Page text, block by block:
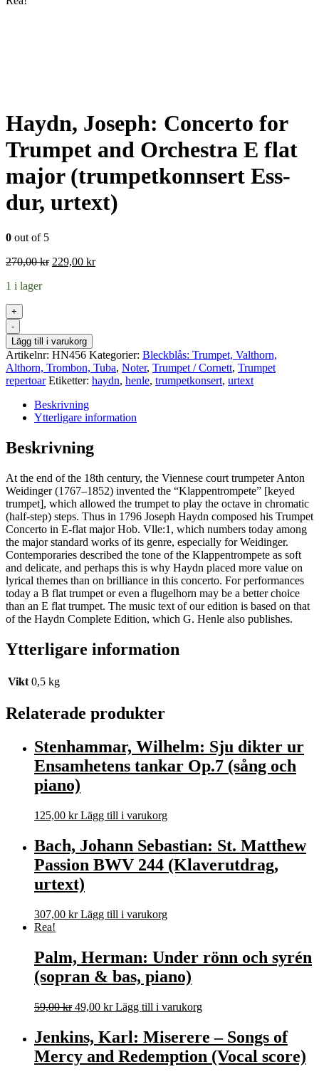
Haydn, Joseph: Concerto for
Trumpet and Orchestra E flat
major (trumpetkonnsert Ess-
dur, urtext)
0 out of 5
270,00kr Det
229,00 krDet
1 i lager
+
-
Lägg till i varukorg
Artikelnr: HN456 Kategorier: Bleckblås: Trumpet, Valthorn,
Althorn, Trombon, Tuba, Noter, Trumpet / Cornett, Trumpet
repertoar Etiketter: haydn, henle, trumpetkonsert, urtext
Beskrivning
Ytterligare information
Beskrivning
At the end of the 18th century, the Viennese court trumpeter Anton
Weidinger (1767–1852) invented the “Klappentrompete” [keyed
trumpet], which allowed the trumpet to play the octave in chromatic
(half-step) steps. Thus in 1796 Joseph Haydn composed his Trumpet
Concerto in E-flat major Hob. Vlle:1, which numbers today among
the major standard works of its genre, especially for Weidinger.
Contemporaries described the tone of the Klappentrompete as soft
and delicate, and perhaps this is why Haydn placed more value on
lyrical themes than on brilliance in this concerto. For performances
today a B flat trumpet or even a flugelhorn may be a better choice
than an E flat trumpet. The music text of our edition is based on that
of the Haydn Complete Edition, which G. Henle also publishes.
Ytterligare information
Vikt 0,5 kg
Relaterade produkter
Stenhammar, Wilhelm: Sju dikter ur
Ensamhetens tankar Op.7 (sång och
piano)
125,00 kr Lägg till i varukorg
Bach, Johann Sebastian: St. Matthew
Passion BWV 244 (Klaverutdrag,
urtext)
307,00 kr Lägg till i varukorg
Rea!
Palm, Herman: Under rönn och syrén
(sopran & bas, piano)
59,00kr Det
var:
59,00 kr.
49,00 krDet
priset
är:
49,00 kr.
Lägg till i varukorg
Jenkins, Karl: Miserere – Songs of
Mercy and Redemption (Vocal score)